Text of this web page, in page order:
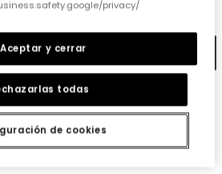
Añadir
Compartir
privacy/
de cookies
todas
Aceptar y cerrar